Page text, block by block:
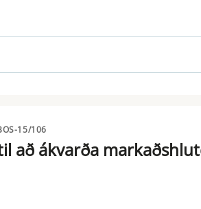
15/106
að ákvarða